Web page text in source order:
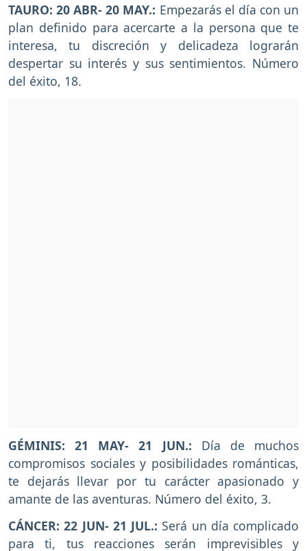
TAURO: 20 ABR- 20 MAY.: Empezarás el día con un
plan definido para acercarte a la persona que te
interesa, tu discreción y delicadeza lograrán
despertar su interés y sus sentimientos. Número
del éxito, 18.
GÉMINIS: 21 MAY- 21 JUN.: Día de muchos
compromisos sociales y posibilidades románticas,
te dejarás llevar por tu carácter apasionado y
amante de las aventuras. Número del éxito, 3.
CÁNCER: 22 JUN- 21 JUL.: Será un día complicado
para ti, tus reacciones serán imprevisibles y